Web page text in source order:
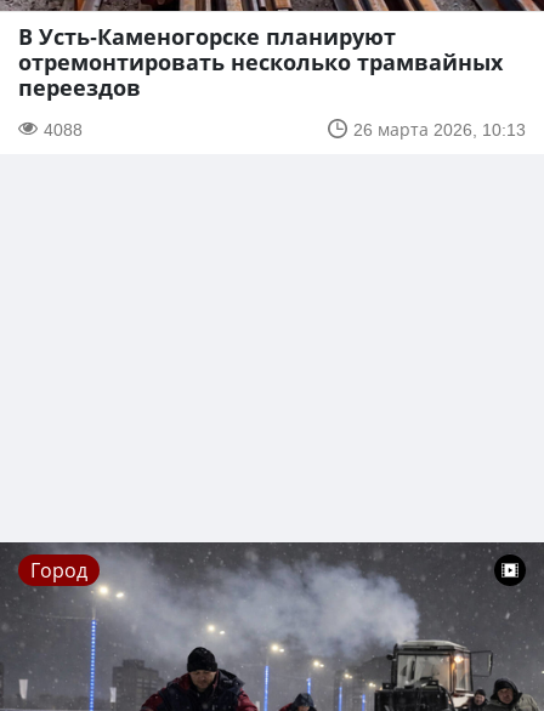
В Усть-Каменогорске планируют
отремонтировать несколько трамвайных
переездов
4088 26 марта 2026, 10:13
Город